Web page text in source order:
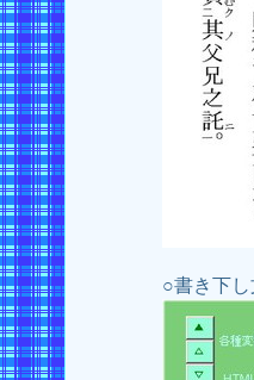
○書き下し文の